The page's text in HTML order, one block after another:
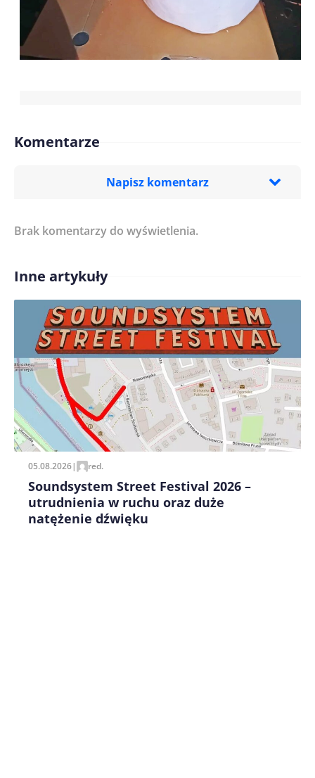
Komentarze
Napisz komentarz
Treść komentarza*
Imię/ Nick*
Zapamiętaj moje dane w tej przeglądarce podczas
pisania kolejnych komentarzy.
Brak komentarzy do wyświetlenia.
Inne artykuły
05.08.2026| red.
Soundsystem Street Festival 2026 –
utrudnienia w ruchu oraz duże
natężenie dźwięku